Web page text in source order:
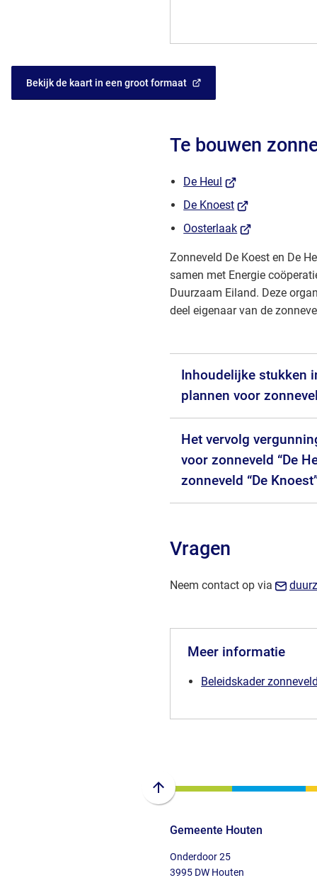
Bekijk de kaart in een groot formaat
(Verwijst
Te bouwen
De Heul (Verwijst
naar
externe
website)
De Knoest(Verwijst
naar
externe
website)
Oosterlaak(Verwijst
een
externe
website)
Zonneveld De Koest en De
samen met Energie
Duurzaam Eiland. Deze
deel eigenaar van de
Inhoudelijke stukken
plannen voor
Het vervolg
voor zonneveld “De
zonneveld “De
Vragen
Neem contact op via
Meer informatie
Beleidskader
Scroll
boven
het
Gemeente Houten
Onderdoor 25
3995 DW Houten